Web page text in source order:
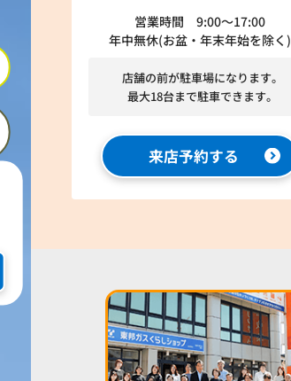
営業時間 9:00～17:00
年中無休(お盆・年末年始を除く)
店舗の前が駐車場になります。
最大18台まで駐車できます。
来店予約する